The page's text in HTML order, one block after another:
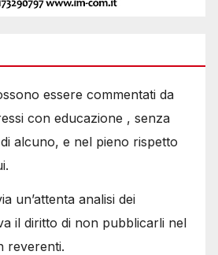
essere commentati da
con educazione , senza
di alcuno, e nel pieno rispetto
un’attenta analisi dei
il diritto di non pubblicarli nel
reverenti.